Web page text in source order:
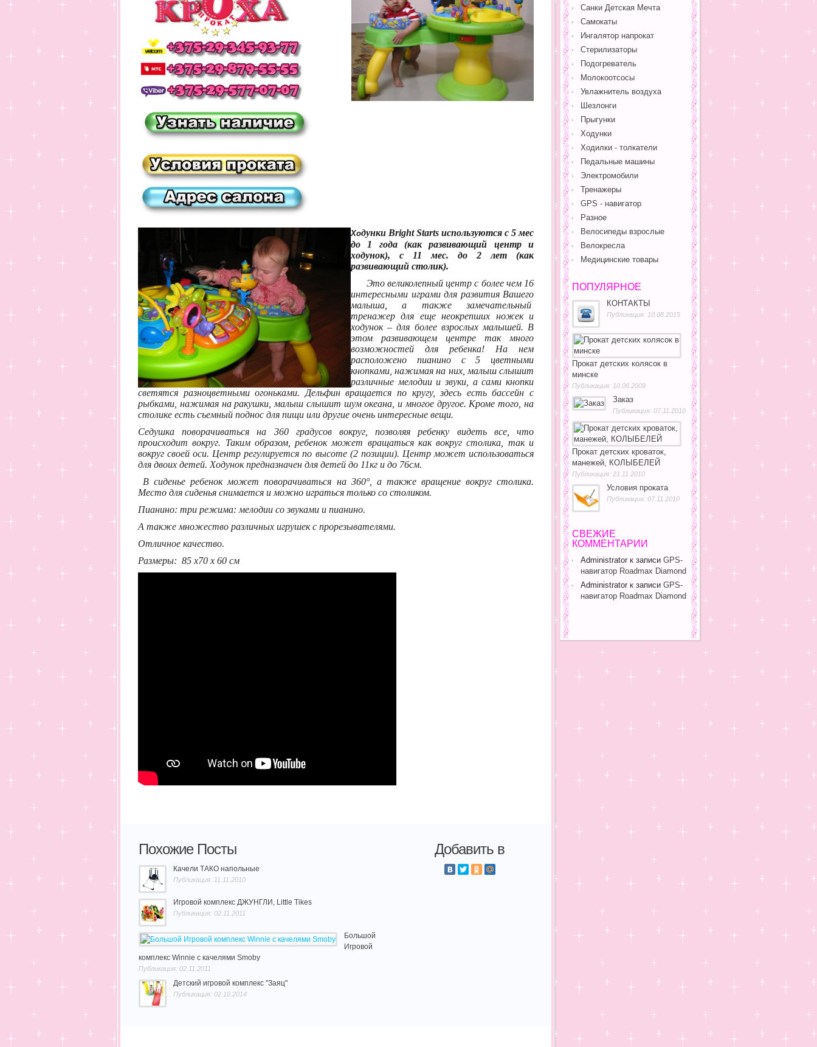
Ходунки Bright Starts используются с 5 мес
до 1 года (как развивающий центр и
ходунок), с 11 мес. до 2 лет (как
развивающий столик).
Это великолепный центр с более чем 16
интересными играми для развития Вашего
малыша, а также замечательный
тренажер для еще неокрепших ножек и
ходунок – для более взрослых малышей. В
этом развивающем центре так много
возможностей для ребенка! На нем
расположено пианино с 5 цветными
кнопками, нажимая на них, малыш слышит
различные мелодии и звуки, а сами кнопки
светятся разноцветными огоньками. Дельфин вращается по кругу, здесь есть бассейн с
рыбками, нажимая на ракушки, малыш слышит шум океана, и многое другое. Кроме того, на
столике есть съемный поднос для пищи или другие очень интересные вещи.
Седушка поворачиваться на 360 градусов вокруг, позволяя ребенку видеть все, что
происходит вокруг. Таким образом, ребенок может вращаться как вокруг столика, так и
вокруг своей оси. Центр регулируется по высоте (2 позиции). Центр может использоваться
для двоих детей. Ходунок предназначен для детей до 11кг и до 76см.
В сиденье ребенок может поворачиваться на 360°, а также вращение вокруг столика.
Место для сиденья снимается и можно играться только со столиком.
Пианино: три режима: мелодии со звуками и пианино.
А также множество различных игрушек с прорезывателями.
Отличное качество.
Размеры: 85 х70 х 60 см
Похожие Посты
Качели ТАКО напольные
Публикация: 11.11.2010
Игровой комплекс ДЖУНГЛИ, Little Tikes
Публикация: 02.11.2011
Большой
Игровой
комплекс Winnie с качелями Smoby
Публикация: 02.11.2011
Детский игровой комплекс "Заяц"
Публикация: 02.10.2014
Добавить в
Санки Детская Мечта
Самокаты
Ингалятор напрокат
Стерилизаторы
Подогреватель
Молокоотсосы
Увлажнитель воздуха
Шезлонги
Прыгунки
Ходунки
Ходилки - толкатели
Педальные машины
Электромобили
Тренажеры
GPS - навигатор
Разное
Велосипеды взрослые
Велокресла
Медицинские товары
ПОПУЛЯРНОЕ
КОНТАКТЫ
Публикация: 10.08.2015
Прокат детских колясок в
минске
Публикация: 10.06.2009
Заказ
Публикация: 07.11.2010
Прокат детских кроваток,
манежей, КОЛЫБЕЛЕЙ
Публикация: 21.11.2010
Условия проката
Публикация: 07.11.2010
СВЕЖИЕ
КОММЕНТАРИИ
Administrator к записи GPS-
навигатор Roadmax Diamond
Administrator к записи GPS-
навигатор Roadmax Diamond